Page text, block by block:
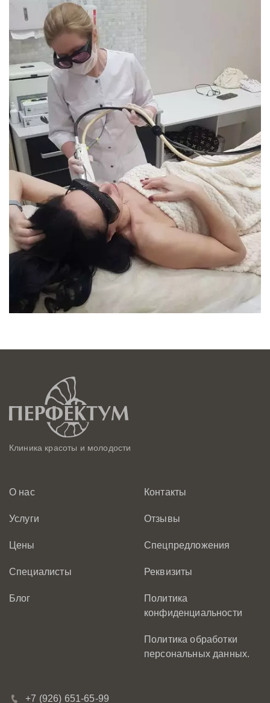
Клиника красоты и молодости
О нас
Услуги
Цены
Специалисты
Блог
Контакты
Отзывы
Спецпредложения
Реквизиты
Политика
конфиденциальности
Политика обработки
персональных данных.
+7 (926) 651-65-99